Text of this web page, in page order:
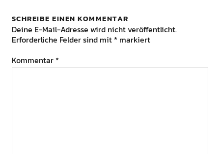
SCHREIBE EINEN KOMMENTAR
Deine E-Mail-Adresse wird nicht veröffentlicht.
Erforderliche Felder sind mit * markiert
Kommentar *